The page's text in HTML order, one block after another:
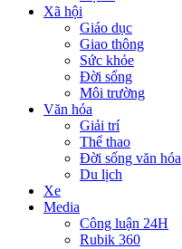
Xã hội
Giáo dục
Giao thông
Sức khỏe
Đời sống
Môi trường
Văn hóa
Giải trí
Thể thao
Đời sống văn hóa
Du lịch
Xe
Media
Công luận 24H
Rubik 360